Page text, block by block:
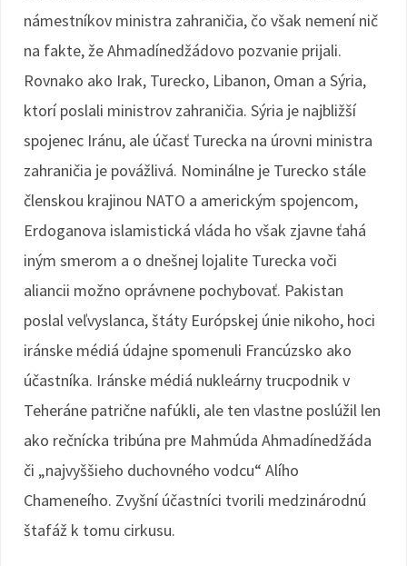
námestníkov ministra zahraničia, čo však nemení nič
na fakte, že Ahmadínedžádovo pozvanie prijali.
Rovnako ako Irak, Turecko, Libanon, Oman a Sýria,
ktorí poslali ministrov zahraničia. Sýria je najbližší
spojenec Iránu, ale účasť Turecka na úrovni ministra
zahraničia je povážlivá. Nominálne je Turecko stále
členskou krajinou NATO a americkým spojencom,
Erdoganova islamistická vláda ho však zjavne ťahá
iným smerom a o dnešnej lojalite Turecka voči
aliancii možno oprávnene pochybovať. Pakistan
poslal veľvyslanca, štáty Európskej únie nikoho, hoci
iránske médiá údajne spomenuli Francúzsko ako
účastníka. Iránske médiá nukleárny trucpodnik v
Teheráne patrične nafúkli, ale ten vlastne poslúžil len
ako rečnícka tribúna pre Mahmúda Ahmadínedžáda
či „najvyššieho duchovného vodcu“ Alího
Chameneího. Zvyšní účastníci tvorili medzinárodnú
štafáž k tomu cirkusu.